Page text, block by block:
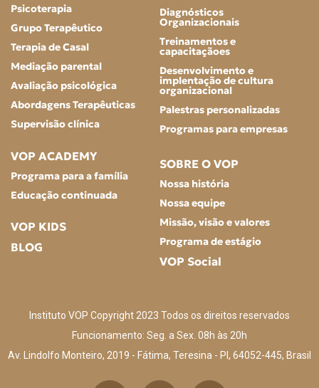
Psicoterapia
Grupo Terapêutico
Terapia de Casal
Mediação parental
Avaliação psicológica
Abordagens Terapêuticas
Supervisão clínica
VOP ACADEMY
Programa para a família
Educação continuada
Diagnósticos
Organizacionais
Treinamentos e
capacitaçãoes
Desenvolvimento e
implentação de cultura
organizacional
Palestras personalizadas
Programas para empresas
SOBRE O VOP
Nossa história
Nossa equipe
Missão, visão e valores
Programa de estágio
VOP Social
VOP KIDS
BLOG
Instituto VOP Copyright 2023 Todos os direitos reservados
Funcionamento: Seg. a Sex. 08h às 20h
Av. Lindolfo Monteiro, 2019 - Fátima, Teresina - PI, 64052-445, Brasil